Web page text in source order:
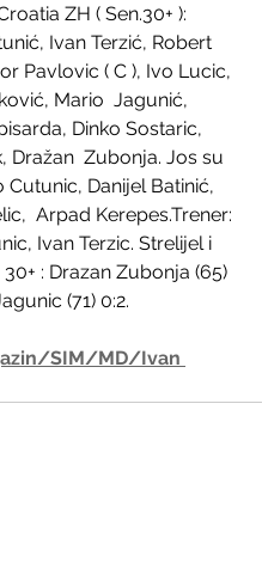
ZH ( Sen.30+ ):
Ivan Terzić, Robert
Pavlovic ( C ), Ivo Lucic,
Mario  Jagunić,
Dinko Sostaric,
Dražan  Zubonja. Jos su
Cutunic, Danijel Batinić,
Arpad Kerepes.Trener:
Ivan Terzic. Strelijel i
: Drazan Zubonja (65)
(71) 0:2.
SIM/MD/Ivan